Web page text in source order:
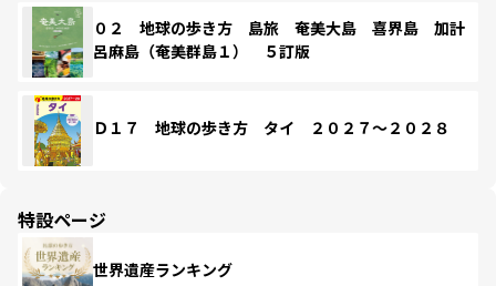
０２ 地球の歩き方 島旅 奄美大島 喜界島 加計
呂麻島（奄美群島１） ５訂版
Ｄ１７ 地球の歩き方 タイ ２０２７～２０２８
特設ページ
世界遺産ランキング